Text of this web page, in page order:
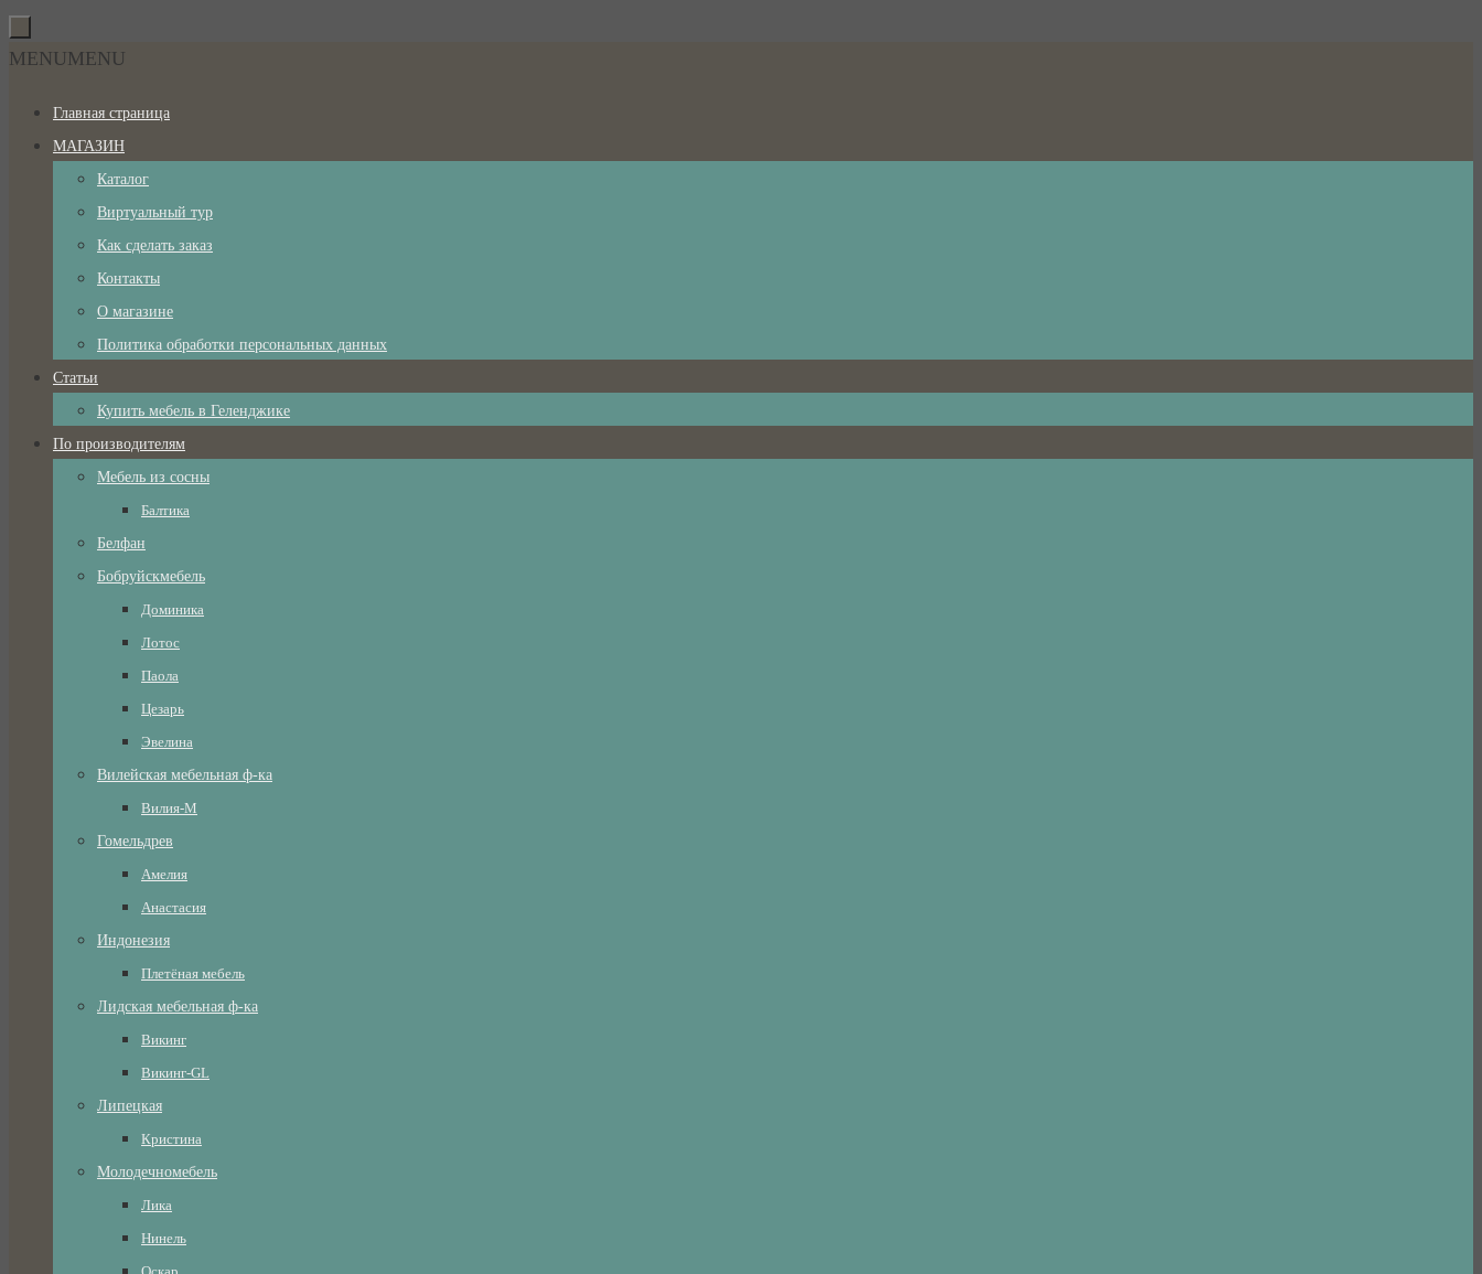
Перейти
к
Перейти
содержимому
MENUMENU
Главная страница
МАГАЗИН
Каталог
Виртуальный тур
Как сделать заказ
Контакты
О магазине
Политика обработки персональных данных
Статьи
Купить мебель в Геленджике
По производителям
Мебель из сосны
Балтика
Белфан
Бобруйскмебель
Доминика
Лотос
Паола
Цезарь
Эвелина
Вилейская мебельная ф-ка
Вилия-М
Гомельдрев
Амелия
Анастасия
Индонезия
Плетёная мебель
Лидская мебельная ф-ка
Викинг
Викинг-GL
Липецкая
Кристина
Молодечномебель
Лика
Нинель